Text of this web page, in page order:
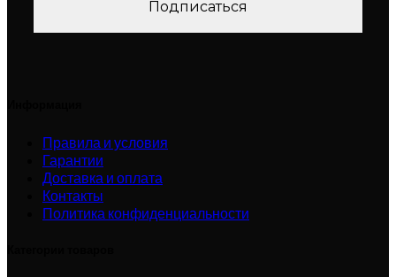
Правила и условия
Гарантии
Доставка и оплата
Контакты
Политика конфиденциальности